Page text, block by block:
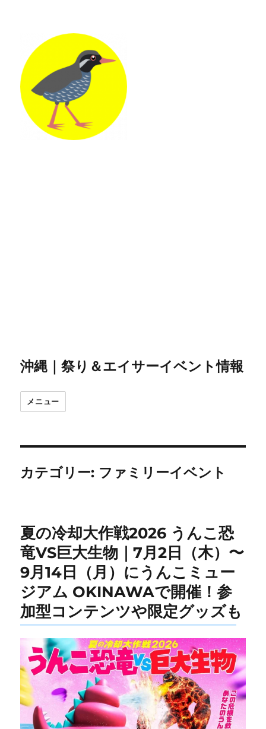
沖縄｜祭り＆エイサーイベント情報
メニュー
カテゴリー: ファミリーイベント
夏の冷却大作戦2026 うんこ恐
竜VS巨大生物｜7月2日（木）〜
9月14日（月）にうんこミュー
ジアム OKINAWAで開催！参
加型コンテンツや限定グッズも